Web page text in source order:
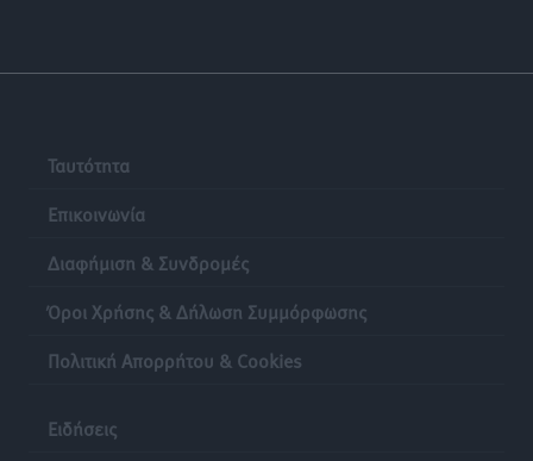
Ταυτότητα
Επικοινωνία
Διαφήμιση & Συνδρομές
Όροι Χρήσης & Δήλωση Συμμόρφωσης
Πολιτική Απορρήτου & Cookies
Ειδήσεις